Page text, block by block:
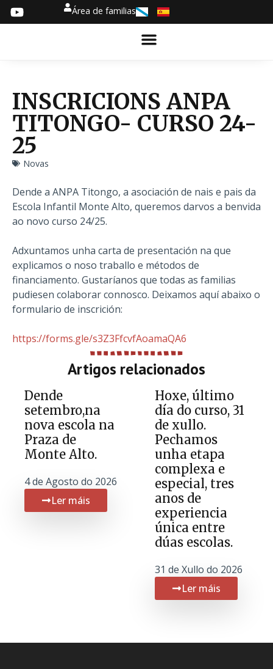
Área de familias
INSCRICIONS ANPA
TITONGO- CURSO 24-
25
Novas
Dende a ANPA Titongo, a asociación de nais e pais da
Escola Infantil Monte Alto, queremos darvos a benvida
ao novo curso 24/25.
Adxuntamos unha carta de presentación na que
explicamos o noso traballo e métodos de
financiamento. Gustaríanos que todas as familias
pudiesen colaborar connosco. Deixamos aquí abaixo o
formulario de inscrición:
https://forms.gle/s3Z3FfcvfAoamaQA6
Artigos relacionados
Dende
setembro,na
nova escola na
Praza de
Monte Alto.
4 de Agosto do 2026
Ler máis
Hoxe, último
día do curso, 31
de xullo.
Pechamos
unha etapa
complexa e
especial, tres
anos de
experiencia
única entre
dúas escolas.
31 de Xullo do 2026
Ler máis